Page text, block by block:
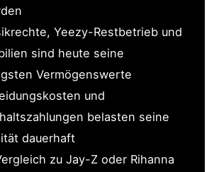
Yeezy-Restbetrieb und
sind heute seine
Vermögenswerte
und
belasten seine
dauerhaft
zu Jay-Z oder Rihanna